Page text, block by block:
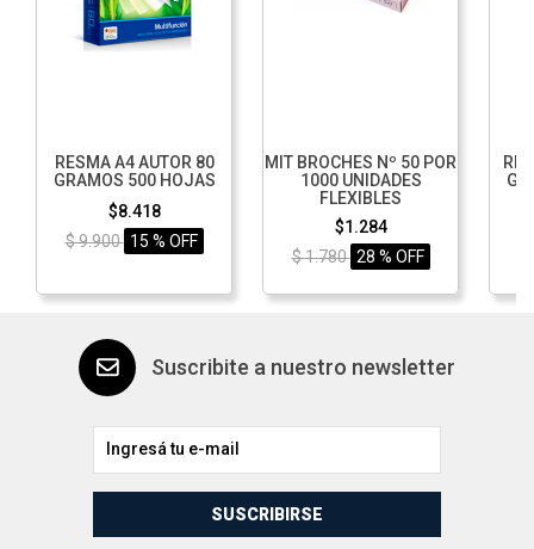
RESMA A4 AUTOR 80
GRAMOS 500 HOJAS
$8.418
$ 9.900 15 % OFF
MIT BROCHES Nº 50 POR
1000 UNIDADES
FLEXIBLES
$1.284
$ 1.780 28 % OFF
Suscribite a nuestro newsletter
SUSCRIBIRSE